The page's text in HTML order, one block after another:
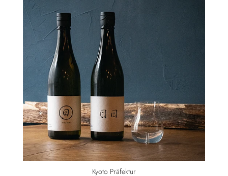
Kyoto Präfektur